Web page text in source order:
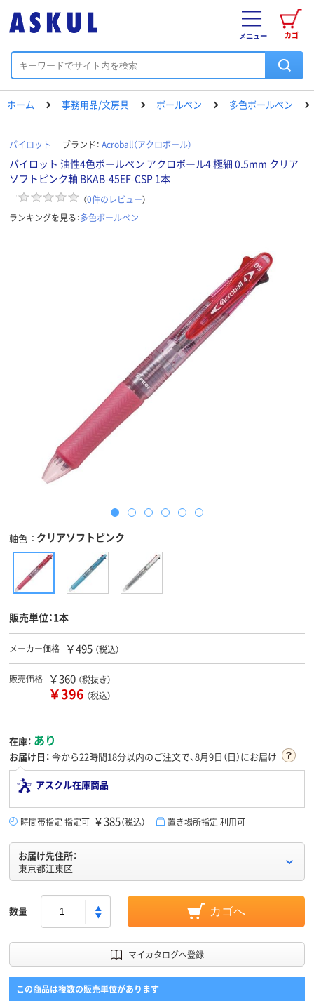
カゴ
メニュー
ホーム 事務用品/文房具 ボールペン 多色ボールペン
パイロット ブランド： Acroball（アクロボール）
パイロット 油性4色ボールペン アクロボール4 極細 0.5mm クリア
ソフトピンク軸 BKAB-45EF-CSP 1本
（0件のレビュー）
ランキングを見る：多色ボールペン
軸色 クリアソフトピンク
販売単位：1本
メーカー価格 ￥495 （税込）
販売価格 ￥360 （税抜き）
￥396 （税込）
在庫： あり
お届け日： 今から22時間18分以内のご注文で、8月9日（日）にお届け
アスクル在庫商品
時間帯指定 指定可 ￥385（税込） 置き場所指定 利用可
お届け先住所：
東京都江東区
数量 カゴへ
マイカタログへ登録
この商品は複数の販売単位があります